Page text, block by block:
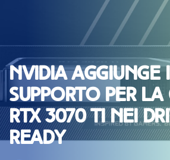
NVIDIA aggiunge
supporto per la
RTX 3070 Ti nei
Ready